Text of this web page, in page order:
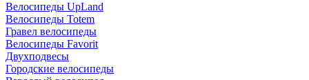
Велосипеды UpLand
Велосипеды Totem
Гравел велосипеды
Велосипеды Favorit
Двухподвесы
Городские велосипеды